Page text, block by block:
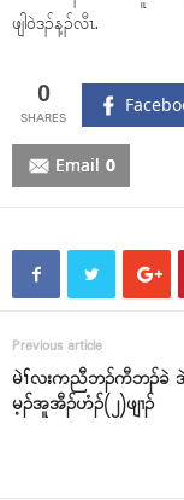
ဖျါဝဲဒၣ်န့ၣ်လီၤ.
0
Email 0
Previous article
မဲၢ်လးကညီဘၣ်ကီဘၣ်ခဲ
မ့ၣ်အူအီၣ်ဟံၣ်(၂)ဖျၢၣ်